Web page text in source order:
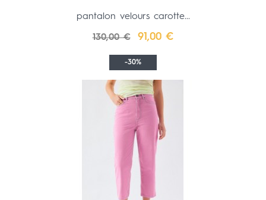
pantalon velours carotte...
Prix
130,00 €
-30%
Prix
91,00 €